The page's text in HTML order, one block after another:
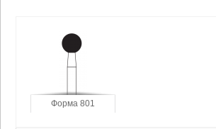
Форма 801